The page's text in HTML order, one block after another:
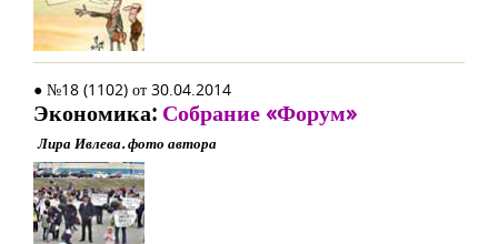
● №18 (1102) от 30.04.2014
Экономика: Собрание «Форум»
Лира Ивлева. фото автора